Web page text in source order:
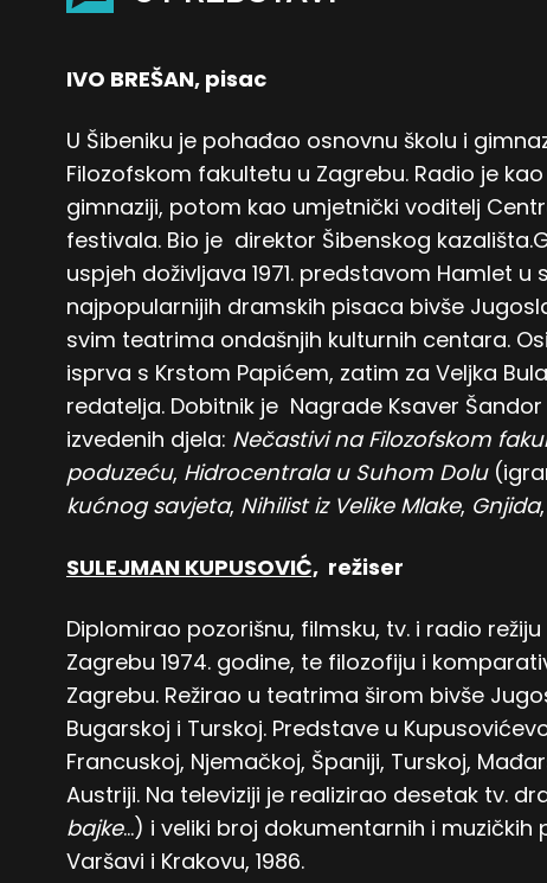
IVO BREŠAN, pisac
U Šibeniku je pohađao osnovnu školu i
Filozofskom fakultetu u Zagrebu. Radio je
gimnaziji, potom kao umjetnički voditelj
festivala. Bio je direktor Šibenskog
uspjeh doživljava 1971. predstavom Hamlet
najpopularnijih dramskih pisaca bivše
svim teatrima ondašnjih kulturnih centara.
isprva s Krstom Papićem, zatim za Veljka
redatelja. Dobitnik je Nagrade Ksaver
izvedenih djela: Nečastivi na Filozofskom
poduzeću, Hidrocentrala u Suhom Dolu
kućnog savjeta, Nihilist iz Velike Mlake, Gnjida,
SULEJMAN KUPUSOVIĆ, režiser
Diplomirao pozorišnu, filmsku, tv. i radio
Zagrebu 1974. godine, te filozofiju i
Zagrebu. Režirao u teatrima širom bivše
Bugarskoj i Turskoj. Predstave u
Francuskoj, Njemačkoj, Španiji, Turskoj,
Austriji. Na televiziji je realizirao desetak tv.
bajke…) i veliki broj dokumentarnih i
Varšavi i Krakovu, 1986.